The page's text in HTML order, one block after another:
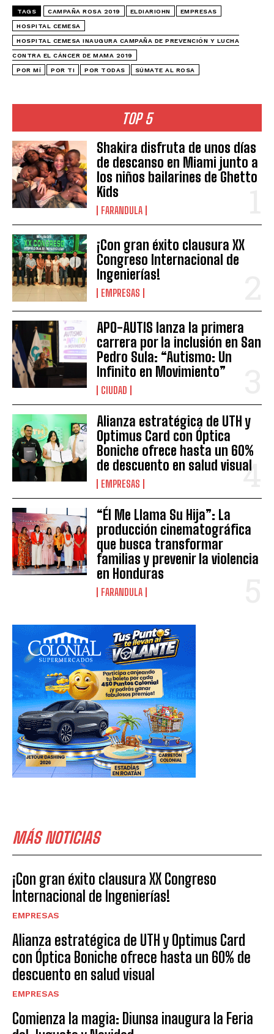
TOP 5
Shakira disfruta de unos días
de descanso en Miami junto a
los niños bailarines de Ghetto
Kids
FARANDULA
¡Con gran éxito clausura XX
Congreso Internacional de
Ingenierías!
EMPRESAS
APO-AUTIS lanza la primera
carrera por la inclusión en San
Pedro Sula: “Autismo: Un
Infinito en Movimiento”
CIUDAD
Alianza estratégica de UTH y
Optimus Card con Óptica
Boniche ofrece hasta un 60%
de descuento en salud visual
EMPRESAS
“Él Me Llama Su Hija”: La
producción cinematográfica
que busca transformar
familias y prevenir la violencia
en Honduras
FARANDULA
MÁS NOTICIAS
¡Con gran éxito clausura XX Congreso
Internacional de Ingenierías!
EMPRESAS
Alianza estratégica de UTH y Optimus Card
con Óptica Boniche ofrece hasta un 60% de
descuento en salud visual
EMPRESAS
Comienza la magia: Diunsa inaugura la Feria
TAGS CAMPAÑA ROSA 2019 ELDIARIOHN EMPRESAS
HOSPITAL CEMESA
HOSPITAL CEMESA INAUGURA CAMPAÑA DE PREVENCIÓN Y LUCHA
CONTRA EL CÁNCER DE MAMA 2019
POR MÍ POR TI POR TODAS SÚMATE AL ROSA